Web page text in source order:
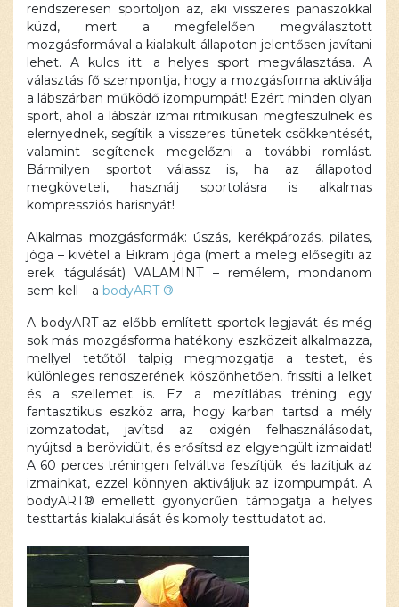
rendszeresen sportoljon az, aki visszeres panaszokkal
küzd, mert a megfelelően megválasztott
mozgásformával a kialakult állapoton jelentősen javítani
lehet. A kulcs itt: a helyes sport megválasztása. A
választás fő szempontja, hogy a mozgásforma aktiválja
a lábszárban működő izompumpát! Ezért minden olyan
sport, ahol a lábszár izmai ritmikusan megfeszülnek és
elernyednek, segítik a visszeres tünetek csökkentését,
valamint segítenek megelőzni a további romlást.
Bármilyen sportot válassz is, ha az állapotod
megköveteli, használj sportolásra is alkalmas
kompressziós harisnyát!
Alkalmas mozgásformák: úszás, kerékpározás, pilates,
jóga – kivétel a Bikram jóga (mert a meleg elősegíti az
erek tágulását) VALAMINT – remélem, mondanom
sem kell – a bodyART ®
A bodyART az előbb említett sportok legjavát és még
sok más mozgásforma hatékony eszközeit alkalmazza,
mellyel tetőtől talpig megmozgatja a testet, és
különleges rendszerének köszönhetően, frissíti a lelket
és a szellemet is. Ez a mezítlábas tréning egy
fantasztikus eszköz arra, hogy karban tartsd a mély
izomzatodat, javítsd az oxigén felhasználásodat,
nyújtsd a berövidült, és erősítsd az elgyengült izmaidat!
A 60 perces tréningen felváltva feszítjük és lazítjuk az
izmainkat, ezzel könnyen aktiváljuk az izompumpát. A
bodyART® emellett gyönyörűen támogatja a helyes
testtartás kialakulását és komoly testtudatot ad.